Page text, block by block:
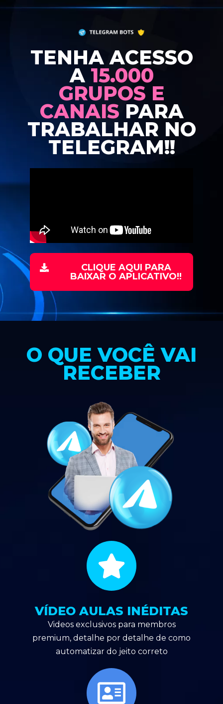
TENHA ACESSO
A 15.000
GRUPOS E
CANAIS PARA
TRABALHAR NO
TELEGRAM!!
CLIQUE AQUI PARA
BAIXAR O APLICATIVO!!
O QUE VOCÊ VAI
RECEBER
VÍDEO AULAS INÉDITAS
Videos exclusivos para membros
premium, detalhe por detalhe de como
automatizar do jeito correto